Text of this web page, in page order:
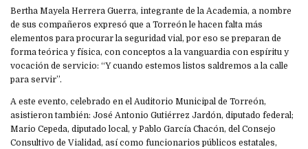
Bertha Mayela Herrera Guerra, integrante de la Academia, a nombre
de sus compañeros expresó que a Torreón le hacen falta más
elementos para procurar la seguridad vial, por eso se preparan de
forma teórica y física, con conceptos a la vanguardia con espíritu y
vocación de servicio: “Y cuando estemos listos saldremos a la calle
para servir”.
A este evento, celebrado en el Auditorio Municipal de Torreón,
asistieron también: José Antonio Gutiérrez Jardón, diputado federal;
Mario Cepeda, diputado local, y Pablo García Chacón, del Consejo
Consultivo de Vialidad, así como funcionarios públicos estatales,